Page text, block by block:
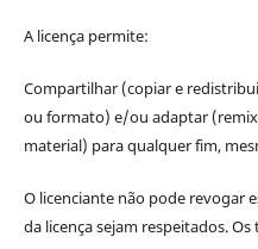
A licença permite:
Compartilhar (copiar e
ou formato) e/ou adaptar
material) para qualquer fim,
O licenciante não pode revogar
da licença sejam respeitados.